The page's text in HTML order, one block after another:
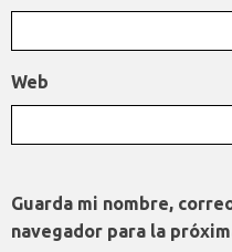
Web
Guarda mi nombre,
navegador para la